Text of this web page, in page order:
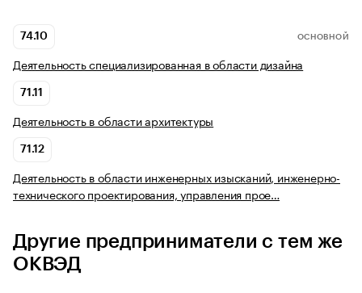
74.10 ОСНОВНОЙ
Деятельность специализированная в области дизайна
71.11
Деятельность в области архитектуры
71.12
Деятельность в области инженерных изысканий, инженерно-
технического проектирования, управления прое…
Другие предприниматели с тем же
ОКВЭД